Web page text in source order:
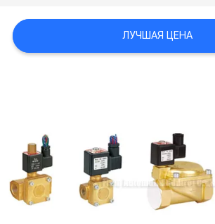
POLICY
ЛУЧШАЯ ЦЕНА